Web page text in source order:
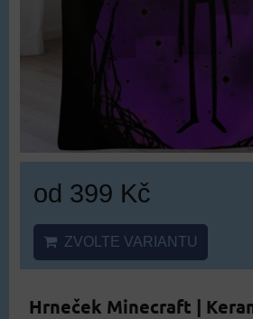
od 399 Kč
ZVOLTE VARIANTU
Hrneček Minecraft |